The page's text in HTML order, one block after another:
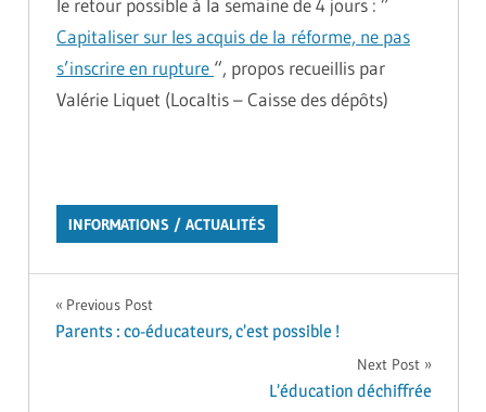
le retour possible à la semaine de 4 jours : ”
Capitaliser sur les acquis de la réforme, ne pas
s’inscrire en rupture “, propos recueillis par
Valérie Liquet (Localtis – Caisse des dépôts)
INFORMATIONS / ACTUALITÉS
Navigation
Previous Post
Parents : co-éducateurs, c’est possible !
Next Post
L’éducation déchiffrée